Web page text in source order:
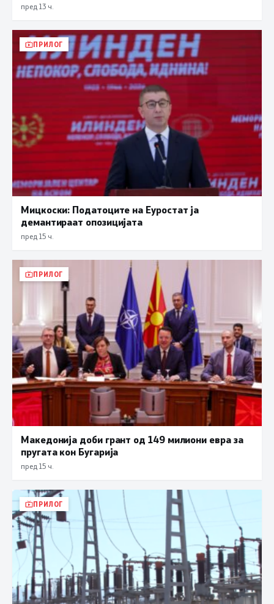
пред 13 ч.
ПРИЛОГ
Мицкоски: Податоците на Еуростат ја
демантираат опозицијата
пред 15 ч.
ПРИЛОГ
Македонија доби грант од 149 милиони евра за
пругата кон Бугарија
пред 15 ч.
ПРИЛОГ